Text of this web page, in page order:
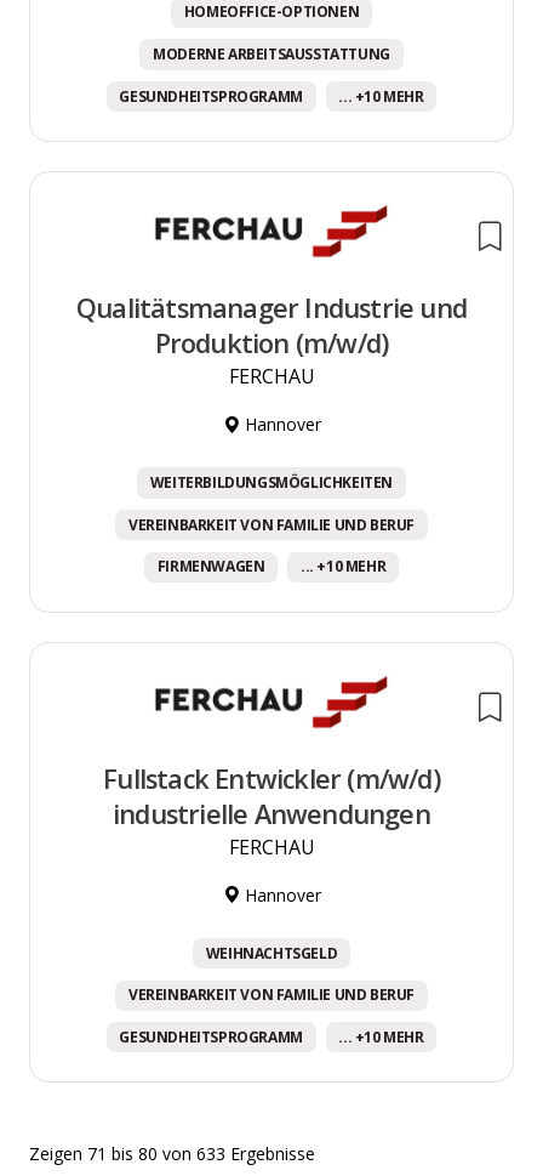
HOMEOFFICE-OPTIONEN
MODERNE ARBEITSAUSSTATTUNG
GESUNDHEITSPROGRAMM ... +10 MEHR
Qualitätsmanager Industrie und
Produktion (m/w/d)
FERCHAU
Hannover
WEITERBILDUNGSMÖGLICHKEITEN
VEREINBARKEIT VON FAMILIE UND BERUF
FIRMENWAGEN ... +10 MEHR
Fullstack Entwickler (m/w/d)
industrielle Anwendungen
FERCHAU
Hannover
WEIHNACHTSGELD
VEREINBARKEIT VON FAMILIE UND BERUF
GESUNDHEITSPROGRAMM ... +10 MEHR
Zeigen 71 bis 80 von 633 Ergebnisse